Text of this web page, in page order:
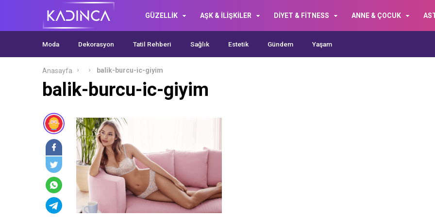
GÜZELLİK AŞK & İLİŞKİLER DİYET & FİTNESS ANNE & ÇOCUK
Moda Dekorasyon Tatil Rehberi Sağlık Estetik Gündem Yaşam
Anasayfa balik-burcu-ic-giyim
balik-burcu-ic-giyim